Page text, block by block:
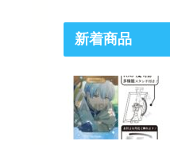
新着商品